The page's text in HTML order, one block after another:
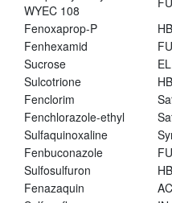
WYEC 108
Fenoxaprop-P
HB
Fenhexamid
FU
Sucrose
EL
Sulcotrione
HB
Fenclorim
Fenchlorazole-ethyl
Sulfaquinoxaline
Fenbuconazole
FU
Sulfosulfuron
HB
Fenazaquin
AC